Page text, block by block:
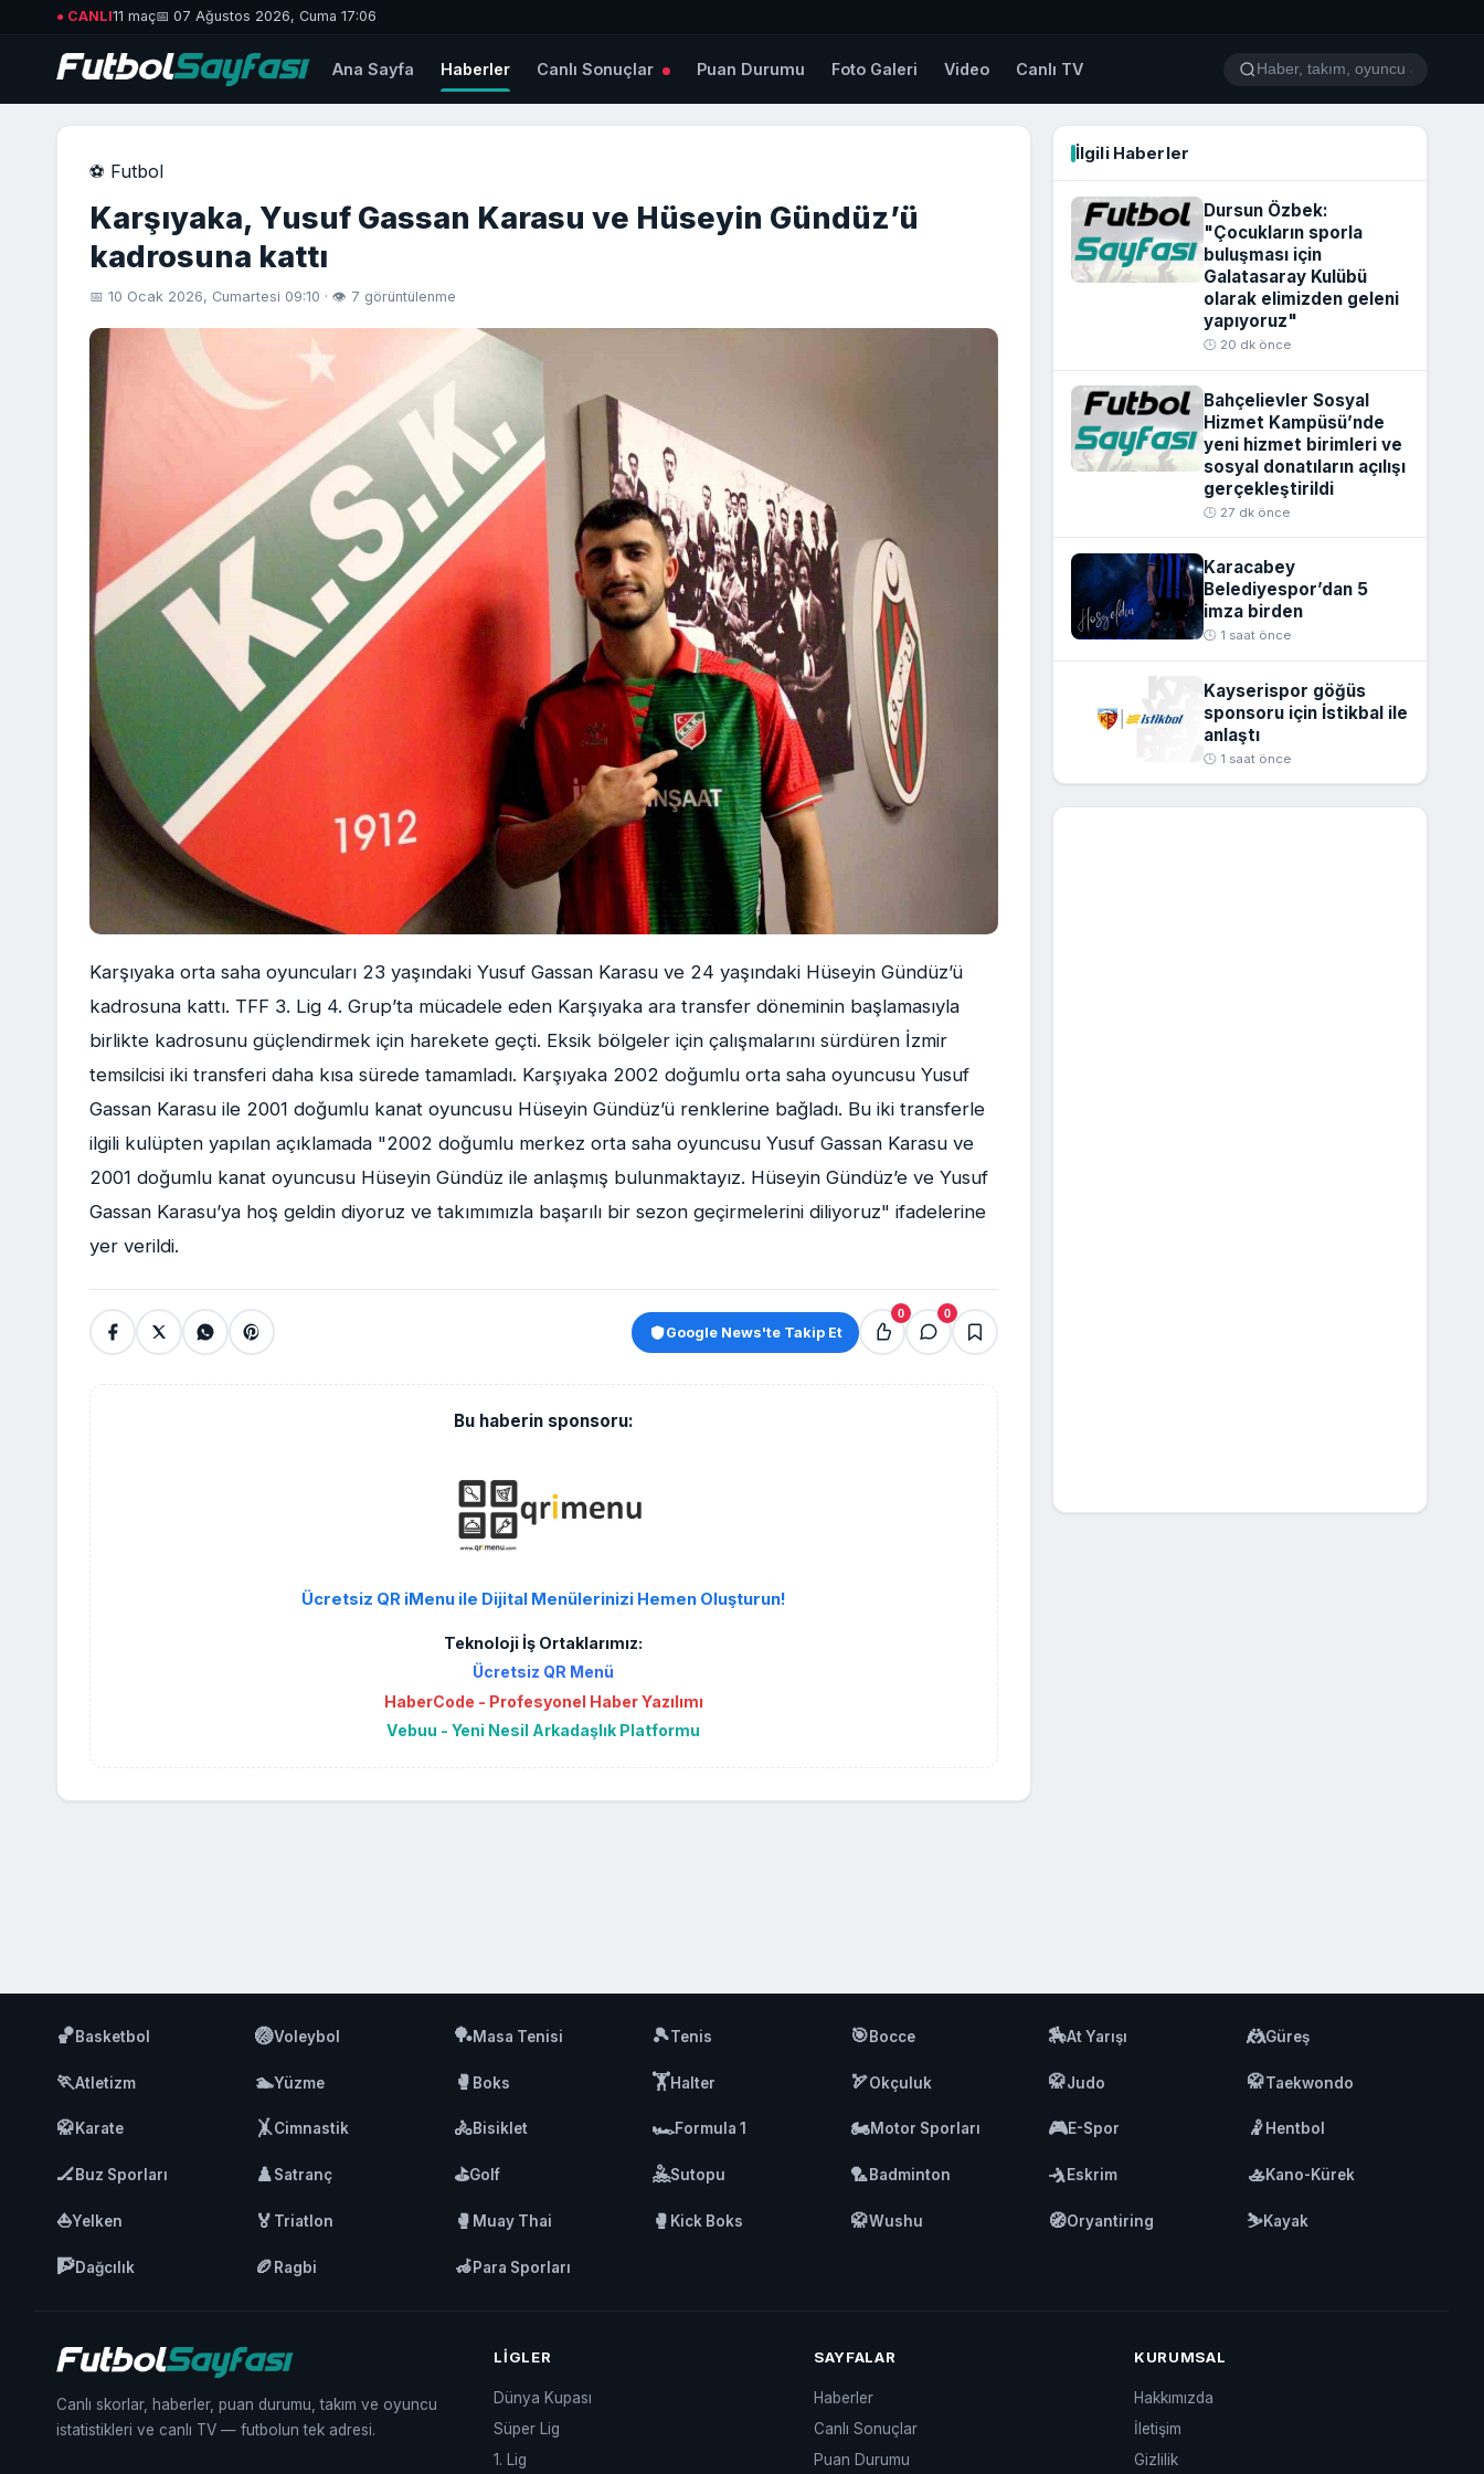
● CANLI11 maç📅 07 Ağustos 2026, Cuma 17:06
Ana Sayfa Haberler Canlı Sonuçlar Puan Durumu Foto Galeri Video Canlı TV
⚽ Futbol
Karşıyaka, Yusuf Gassan Karasu ve Hüseyin Gündüz’ü
kadrosuna kattı
📅 10 Ocak 2026, Cumartesi 09:10 · 👁 7 görüntülenme
Karşıyaka orta saha oyuncuları 23 yaşındaki Yusuf Gassan Karasu ve 24 yaşındaki Hüseyin Gündüz’ü
kadrosuna kattı. TFF 3. Lig 4. Grup’ta mücadele eden Karşıyaka ara transfer döneminin başlamasıyla
birlikte kadrosunu güçlendirmek için harekete geçti. Eksik bölgeler için çalışmalarını sürdüren İzmir
temsilcisi iki transferi daha kısa sürede tamamladı. Karşıyaka 2002 doğumlu orta saha oyuncusu Yusuf
Gassan Karasu ile 2001 doğumlu kanat oyuncusu Hüseyin Gündüz’ü renklerine bağladı. Bu iki transferle
ilgili kulüpten yapılan açıklamada "2002 doğumlu merkez orta saha oyuncusu Yusuf Gassan Karasu ve
2001 doğumlu kanat oyuncusu Hüseyin Gündüz ile anlaşmış bulunmaktayız. Hüseyin Gündüz’e ve Yusuf
Gassan Karasu’ya hoş geldin diyoruz ve takımımızla başarılı bir sezon geçirmelerini diliyoruz" ifadelerine
yer verildi.
Google News'te Takip Et
0 0
Bu haberin sponsoru:
Ücretsiz QR iMenu ile Dijital Menülerinizi Hemen Oluşturun!
Teknoloji İş Ortaklarımız:
Ücretsiz QR Menü
HaberCode - Profesyonel Haber Yazılımı
Vebuu - Yeni Nesil Arkadaşlık Platformu
İlgili Haberler
Dursun Özbek:
"Çocukların sporla
buluşması için
Galatasaray Kulübü
olarak elimizden geleni
yapıyoruz"
🕒 20 dk önce
Bahçelievler Sosyal
Hizmet Kampüsü’nde
yeni hizmet birimleri ve
sosyal donatıların açılışı
gerçekleştirildi
🕒 27 dk önce
Karacabey
Belediyespor’dan 5
imza birden
🕒 1 saat önce
Kayserispor göğüs
sponsoru için İstikbal ile
anlaştı
🕒 1 saat önce
🏀Basketbol 🏐Voleybol 🏓Masa Tenisi 🎾Tenis 🎯Bocce 🏇At Yarışı 🤼Güreş
🏃Atletizm 🏊Yüzme 🥊 Boks 🏋️Halter 🏹Okçuluk 🥋Judo 🥋Taekwondo
🥋Karate 🤸Cimnastik 🚴Bisiklet 🏎️Formula 1 🏍️Motor Sporları 🎮E-Spor 🤾 Hentbol
🏒Buz Sporları ♟️Satranç ⛳Golf 🤽Sutopu 🏸Badminton 🤺Eskrim 🚣Kano-Kürek
⛵Yelken 🏅 Triatlon 🥊 Muay Thai 🥊 Kick Boks 🥋Wushu 🧭Oryantiring ⛷️Kayak
🧗Dağcılık 🏉 Ragbi 🦽Para Sporları
Canlı skorlar, haberler, puan durumu, takım ve oyuncu
istatistikleri ve canlı TV — futbolun tek adresi.
LIGLER
Dünya Kupası
Süper Lig
1. Lig
SAYFALAR
Haberler
Canlı Sonuçlar
Puan Durumu
KURUMSAL
Hakkımızda
İletişim
Gizlilik